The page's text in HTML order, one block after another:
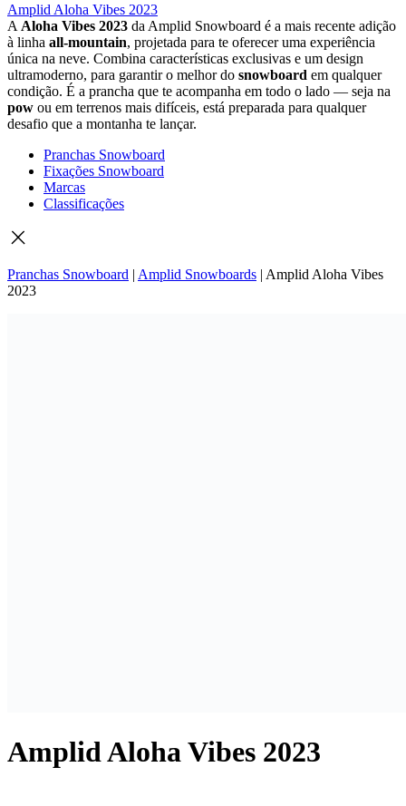
Amplid Aloha Vibes 2023
A Aloha Vibes 2023 da Amplid Snowboard é a mais recente adição
à linha all-mountain, projetada para te ofereceruma experiência
única na neve. Combina características exclusivas e um design
ultramoderno, para garantiro melhordo snowboard em qualquer
condição. É a prancha que te acompanha em todo o lado — seja na
pow ou em terrenos mais difíceis, está preparada para qualquer
desafio que a montanha te lançar.
Pranchas Snowboard
Fixações Snowboard
Marcas
Classificações
Pranchas Snowboard | Amplid Snowboards | Amplid Aloha Vibes
2023
Amplid Aloha Vibes 2023